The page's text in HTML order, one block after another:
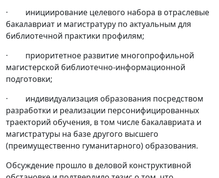
· инициирование целевого набора в отраслевые
бакалавриат и магистратуру по актуальным для
библиотечной практики профилям;
· приоритетное развитие многопрофильной
магистерской библиотечно-информационной
подготовки;
· индивидуализация образования посредством
разработки и реализации персонифицированных
траекторий обучения, в том числе бакалавриата и
магистратуры на базе другого высшего
(преимущественно гуманитарного) образования.
Обсуждение прошло в деловой конструктивной